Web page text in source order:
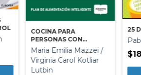
COCINA PARA
PERSONAS CON
HIPERTENSION
Maria Emilia Mazzei /
Virginia Carol Kotliar
Lutbin
25